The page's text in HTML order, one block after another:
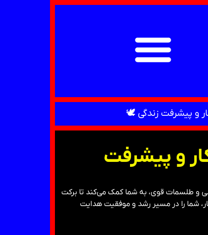
و پیشرفت زندگی 🕊
و پیشرفت
و طلسمات قوی، به شما کمک می‌کند تا برکت
شما را در مسیر رشد و موفقیت هدایت